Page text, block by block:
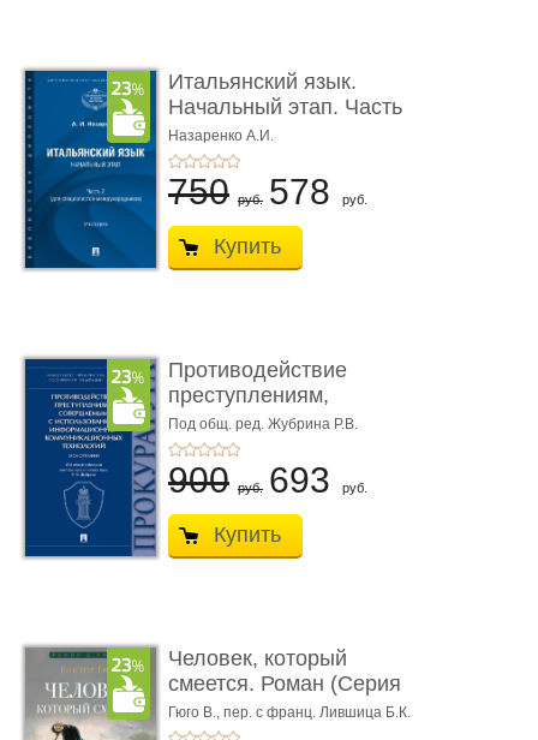
Итальянский язык.
Начальный этап. Часть
2. Учеб� ...
Назаренко А.И.
750 руб. 578 руб.
Купить
Противодействие
преступлениям,
совершаемым с ...
Под общ. ред. Жубрина Р.В.
900 руб. 693 руб.
Купить
Человек, который
смеется. Роман (Серия
«Роман с ...
Гюго В., пер. с франц. Лившица Б.К.